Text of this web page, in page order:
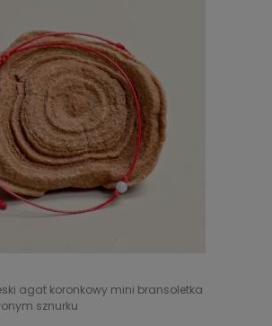
agat koronkowy mini bransoletka
sznurku